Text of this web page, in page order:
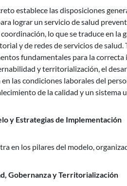
establece las disposiciones
lograr un servicio de salud
lo que se traduce en
y de redes de servicios de
fundamentales para la
y territorialización, el
en las condiciones laborales del
de la calidad y un sistema
y Estrategias de Implementación
en los pilares del modelo,
Gobernanza y Territorialización